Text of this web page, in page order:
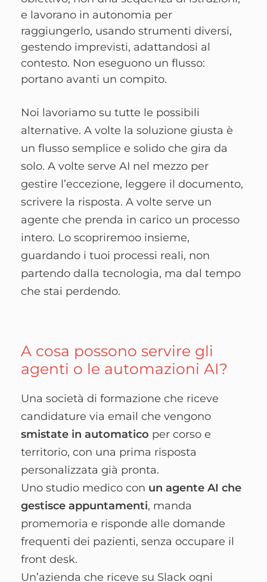
e lavorano in autonomia per
raggiungerlo, usando strumenti diversi,
gestendo imprevisti, adattandosi al
contesto. Non eseguono un flusso:
portano avanti un compito.
Noi lavoriamo su tutte le possibili
alternative. A volte la soluzione giusta è
un flusso semplice e solido che gira da
solo. A volte serve AI nel mezzo per
gestire l’eccezione, leggere il documento,
scrivere la risposta. A volte serve un
agente che prenda in carico un processo
intero. Lo scopriremoo insieme,
guardando i tuoi processi reali, non
partendo dalla tecnologia, ma dal tempo
che stai perdendo.
A cosa possono servire gli
agenti o le automazioni AI?
Una società di formazione che riceve
candidature via email che vengono
smistate in automatico per corso e
territorio, con una prima risposta
personalizzata già pronta.
Uno studio medico con un agente AI che
gestisce appuntamenti, manda
promemoria e risponde alle domande
frequenti dei pazienti, senza occupare il
front desk.
Un’azienda che riceve su Slack ogni